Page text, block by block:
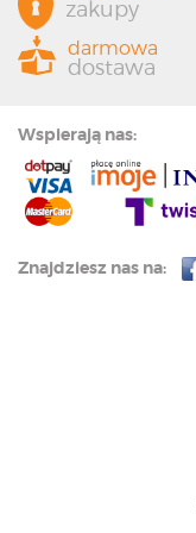
zakupy
darmowa
dostawa
Wspierają nas:
Znajdziesz nas na: